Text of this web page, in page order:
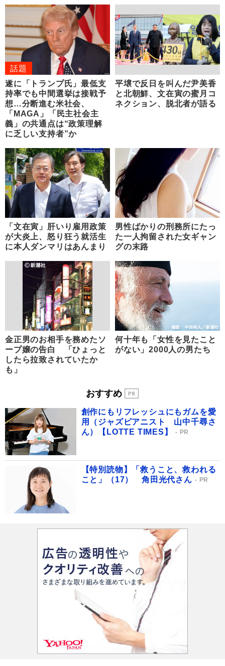
話題
遂に「トランプ氏」最低支
持率でも中間選挙は接戦予
想…分断進む米社会、
「MAGA」「民主社会主
義」の共通点は“政策理解
に乏しい支持者”か
平壌で反日を叫んだ尹美香
と北朝鮮、文在寅の蜜月コ
ネクション、脱北者が語る
「文在寅」肝いり雇用政策
が大炎上、怒り狂う就活生
に本人ダンマリはあんまり
男性ばかりの刑務所にたっ
た一人拘留された女ギャン
グの末路
金正男のお相手を務めたソ
ープ嬢の告白 「ひょっと
したら拉致されていたか
も」
何十年も「女性を見たこと
がない」2000人の男たち
おすすめ
創作にもリフレッシュにもガムを愛
用（ジャズピアニスト 山中千尋さ
ん）【LOTTE TIMES】
PR
【特別読物】「救うこと、救われる
こと」（17） 角田光代さん
PR